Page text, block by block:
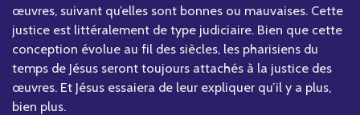
œuvres, suivant qu’elles sont bonnes ou mauvaises. Cette
justice est littéralement de type judiciaire. Bien que cette
conception évolue au fil des siècles, les pharisiens du
temps de Jésus seront toujours attachés à la justice des
œuvres. Et Jésus essaiera de leur expliquer qu’il y a plus,
bien plus.